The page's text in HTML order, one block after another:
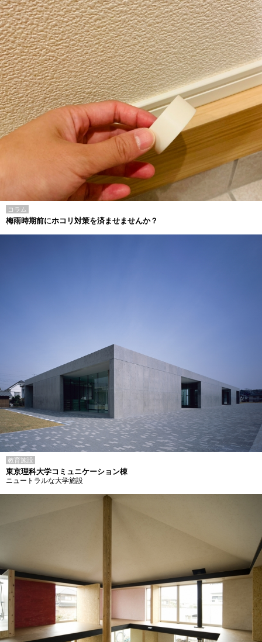
コラム
梅雨時期前にホコリ対策を済ませませんか？
教育施設
東京理科大学コミュニケーション棟
ニュートラルな大学施設